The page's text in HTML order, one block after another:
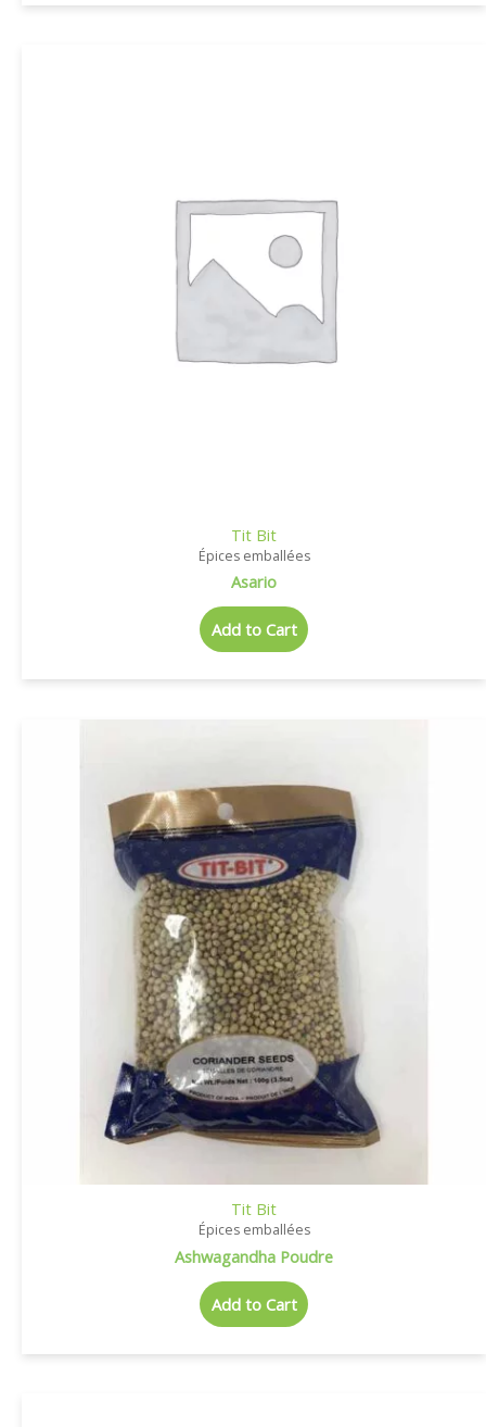
Tit Bit
Épices emballées
Asario
Add to Cart
Tit Bit
Épices emballées
Ashwagandha Poudre
Add to Cart